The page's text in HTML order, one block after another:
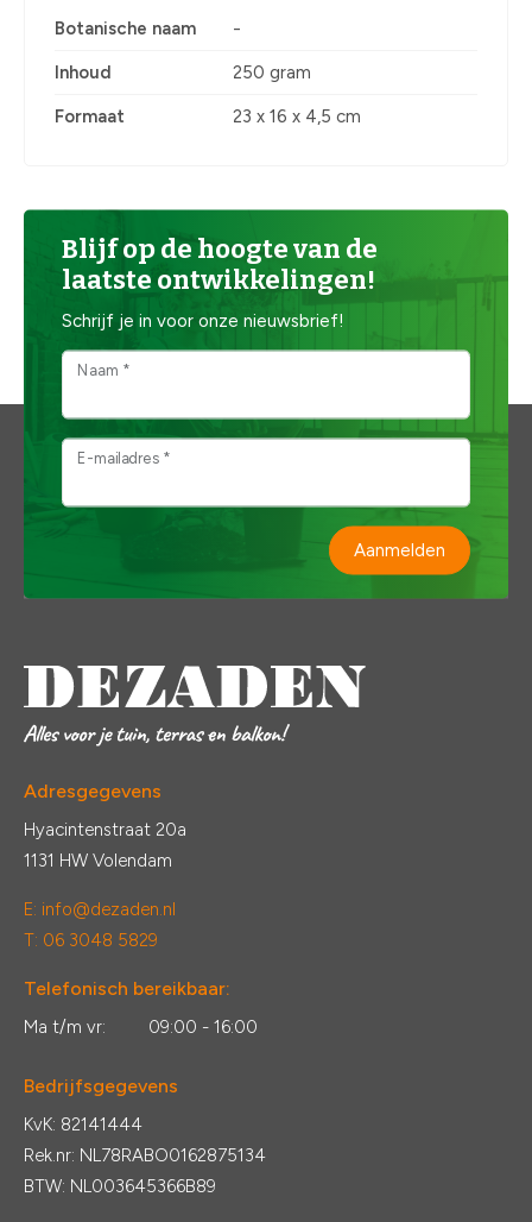
Botanische naam -
Inhoud 250 gram
Formaat 23 x 16 x 4,5 cm
Blijf op de hoogte van de
laatste ontwikkelingen!
Schrijf je in voor onze nieuwsbrief!
Naam *
E-mailadres *
Aanmelden
Adresgegevens
Hyacintenstraat 20a
1131 HW Volendam
E: info@dezaden.nl
T: 06 3048 5829
Telefonisch bereikbaar:
Ma t/m vr: 09:00 - 16:00
Bedrijfsgegevens
KvK: 82141444
Rek.nr: NL78RABO0162875134
BTW: NL003645366B89